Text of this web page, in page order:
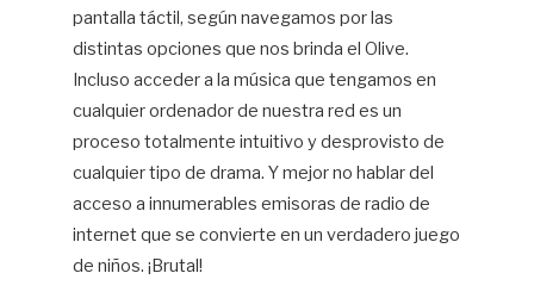
pantalla táctil, según navegamos por las
distintas opciones que nos brinda el Olive.
Incluso acceder a la música que tengamos en
cualquier ordenador de nuestra red es un
proceso totalmente intuitivo y desprovisto de
cualquier tipo de drama. Y mejor no hablar del
acceso a innumerables emisoras de radio de
internet que se convierte en un verdadero juego
de niños. ¡Brutal!